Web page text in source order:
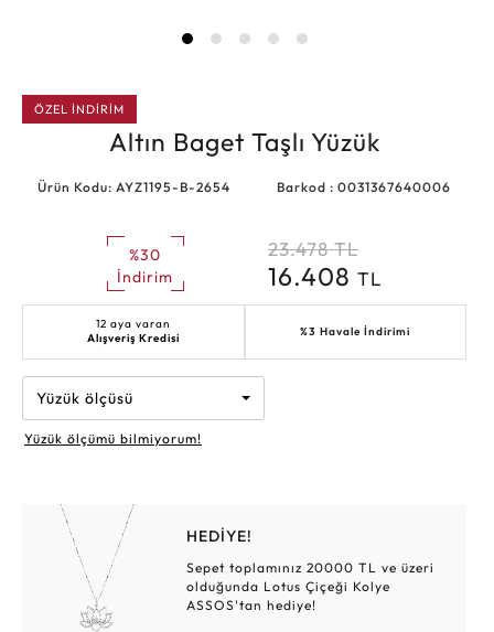
ÖZEL İNDİRİM
Altın Baget Taşlı Yüzük
Ürün Kodu: AYZ1195-B-2654 Barkod : 0031367640006
%30
İndirim
23.478 TL
16.408TL
12 aya varan
Alışveriş Kredisi
%3 Havale İndirimi
Yüzük ölçüsü
Yüzük ölçümü bilmiyorum!
HEDİYE!
Sepet toplamınız 20000 TL ve üzeri
olduğunda Lotus Çiçeği Kolye
ASSOS'tan hediye!